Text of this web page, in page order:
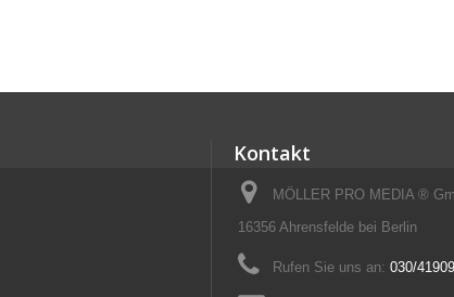
Kontakt
MÖLLER PRO MEDIA ®
16356 Ahrensfelde bei Berlin
Rufen Sie uns an: 030/